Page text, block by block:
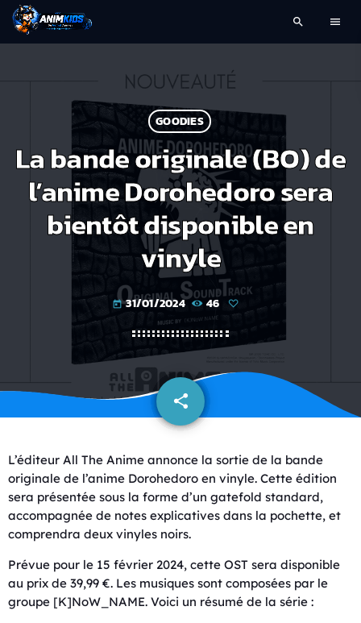
search menu
GOODIES
La bande originale (BO) de
l’anime Dorohedoro sera
bientôt disponible en
vinyle
today 31/01/2024 46
share
email
L’éditeur All The Anime annonce la sortie de la bande
originale de l’anime Dorohedoro en vinyle. Cette édition
sera présentée sous la forme d’un gatefold standard,
accompagnée de notes explicatives dans la pochette, et
comprendra deux vinyles noirs.
Prévue pour le 15 février 2024, cette OST sera disponible
au prix de 39,99 €. Les musiques sont composées par le
groupe [K]NoW_NAME. Voici un résumé de la série :